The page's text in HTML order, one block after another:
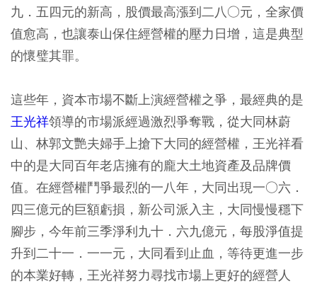
九．五四元的新高，股價最高漲到二八○元，全家價
值愈高，也讓泰山保住經營權的壓力日增，這是典型
的懷璧其罪。
這些年，資本市場不斷上演經營權之爭，最經典的是
王光祥領導的市場派經過激烈爭奪戰，從大同林蔚
山、林郭文艷夫婦手上搶下大同的經營權，王光祥看
中的是大同百年老店擁有的龐大土地資產及品牌價
值。在經營權鬥爭最烈的一八年，大同出現一○六．
四三億元的巨額虧損，新公司派入主，大同慢慢穩下
腳步，今年前三季淨利九十．六九億元，每股淨值提
升到二十一．一一元，大同看到止血，等待更進一步
的本業好轉，王光祥努力尋找市場上更好的經營人